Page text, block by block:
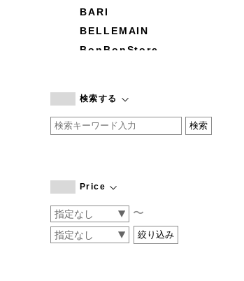
BARI
BELLEMAIN
BonBonStore
by basics
CATWORTH
COGTHEBIGSMOKE
CONVERSE
DEAN & DELUCA
検索する
Price
〜